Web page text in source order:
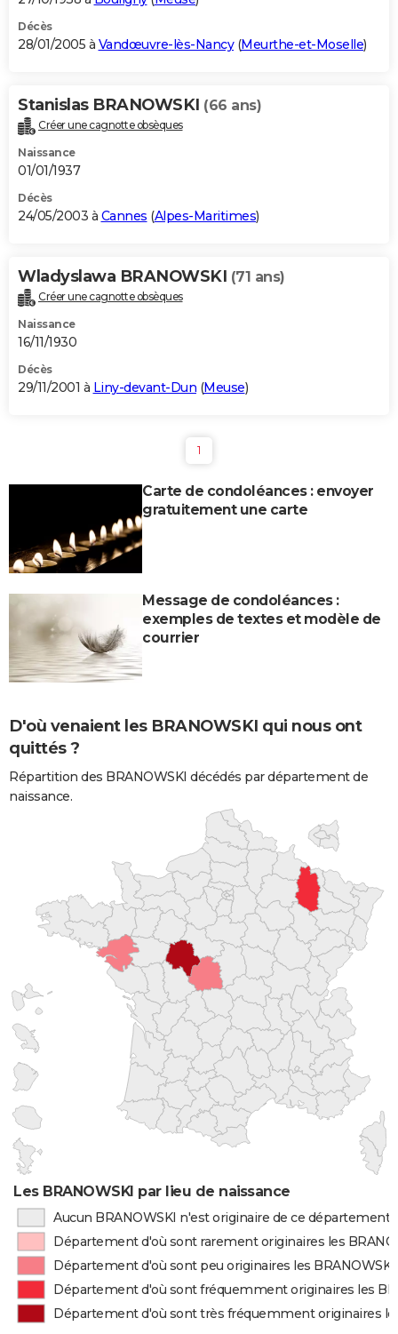
Décès
28/01/2005 à Vandœuvre-lès-Nancy(Meurthe-et-Moselle)
Stanislas BRANOWSKI (66 ans)
Créer une cagnotte obsèques
Naissance
01/01/1937
Décès
24/05/2003 à Cannes (Alpes-Maritimes)
Wladyslawa BRANOWSKI (71 ans)
Créer une cagnotte obsèques
Naissance
16/11/1930
Décès
29/11/2001 à Liny-devant-Dun (Meuse)
1
Carte de condoléances : envoyer
gratuitement une carte
Message de condoléances :
exemples de textes et modèle de
courrier
D'où venaient les BRANOWSKI qui nous ont
quittés ?
Répartition des BRANOWSKI décédés par département de
naissance.
Les BRANOWSKI par lieu de naissance
Aucun BRANOWSKI n'est originaire de ce département
Département d'où sont rarement originaires les
Département d'où sont peu originaires les BRANOWSKI
Département d'où sont fréquemment originaires les
Département d'où sont très fréquemment originaires